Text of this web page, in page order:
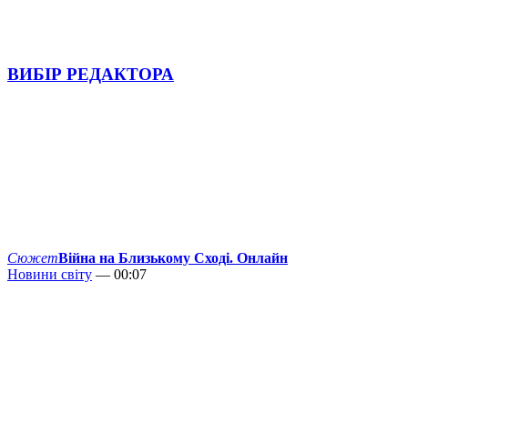
ВИБІР РЕДАКТОРА
СюжетВійна на Близькому Сході. Онлайн
Новини світу — 00:07